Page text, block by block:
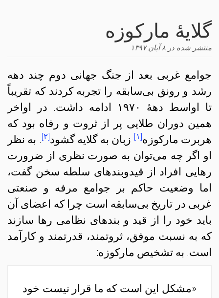
گلایهٔ مارکوزه
منتشر شده در ۸ آبان ۱۳۹۷
جوامع غربی بعد از جنگ جهانی دوم چند دهه
رشد و رونق بی‌سابقه را تجربه کردند که تقریباً
تا اواسط دههٔ ۱۹۷۰ ادامه داشت. در اواخر
همین دوران طلایی پر از ثروت و رفاه بود که
هربرت مارکوزه[۱] زبان به گلایه گشود[۲] . به نظر
او اگر چه می‌توان به صورت نظری از ضرورت
رهایی افراد از قیدوبندهای سلطه سخن گفت،
اما وضعیت حاکم بر جوامع مرفه و صنعتی
غربی در تاریخ بی‌سابقه است چرا که اعضای آن
باید خود را از قید و بندهای نظامی رها سازند
که به نسبت موفق، ثروتمند، قدرتمند و کارآمد
است. به تشخیص مارکوزه:
«مشکل این است که ما قرار نیست خود